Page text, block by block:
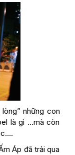
những con
là gì …mà còn
Áp đã trải qua